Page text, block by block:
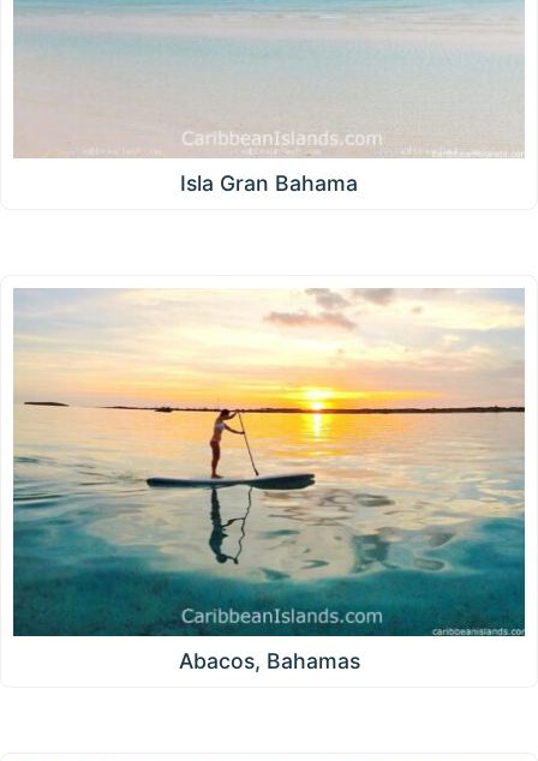
Isla Gran Bahama
Abacos, Bahamas